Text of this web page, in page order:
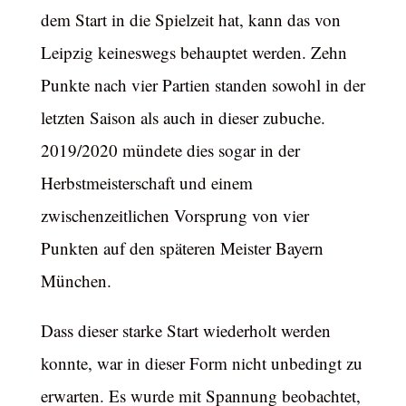
dem Start in die Spielzeit hat, kann das von
Leipzig keineswegs behauptet werden. Zehn
Punkte nach vier Partien standen sowohl in der
letzten Saison als auch in dieser zubuche.
2019/2020 mündete dies sogar in der
Herbstmeisterschaft und einem
zwischenzeitlichen Vorsprung von vier
Punkten auf den späteren Meister Bayern
München.
Dass dieser starke Start wiederholt werden
konnte, war in dieser Form nicht unbedingt zu
erwarten. Es wurde mit Spannung beobachtet,